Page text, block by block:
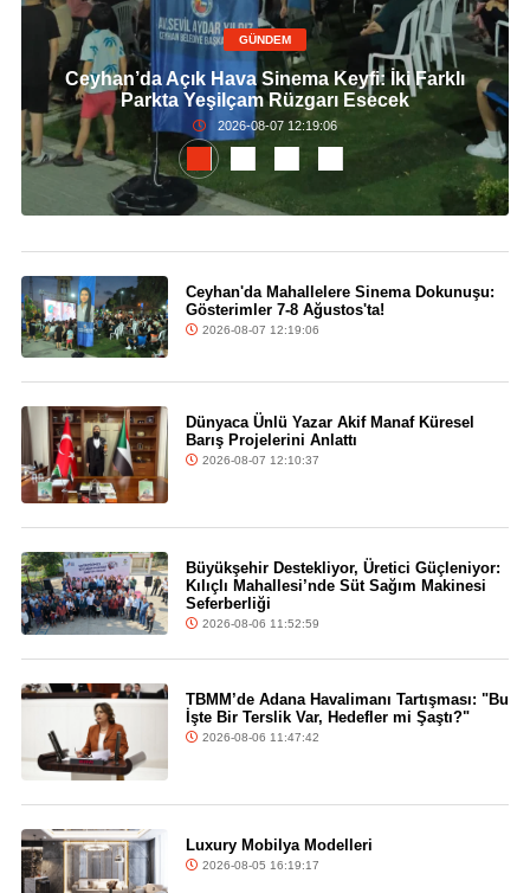
GÜNDEM
Ceyhan’da Açık Hava Sinema Keyfi: İki Farklı
Parkta Yeşilçam Rüzgarı Esecek
2026-08-07 12:19:06
Ceyhan'da Mahallelere Sinema Dokunuşu:
Gösterimler 7-8 Ağustos'ta!
2026-08-07 12:19:06
Dünyaca Ünlü Yazar Akif Manaf Küresel
Barış Projelerini Anlattı
2026-08-07 12:10:37
Büyükşehir Destekliyor, Üretici Güçleniyor:
Kılıçlı Mahallesi’nde Süt Sağım Makinesi
Seferberliği
2026-08-06 11:52:59
TBMM’de Adana Havalimanı Tartışması: "Bu
İşte Bir Terslik Var, Hedefler mi Şaştı?"
2026-08-06 11:47:42
Luxury Mobilya Modelleri
2026-08-05 16:19:17